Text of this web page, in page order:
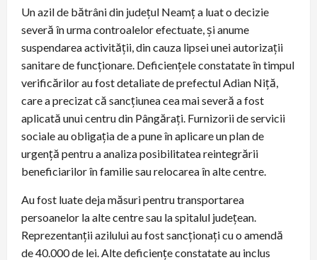
Un azil de bătrâni din județul Neamț a luat o decizie
severă în urma controalelor efectuate, și anume
suspendarea activității, din cauza lipsei unei autorizații
sanitare de funcționare. Deficiențele constatate în timpul
verificărilor au fost detaliate de prefectul Adian Niță,
care a precizat că sancțiunea cea mai severă a fost
aplicată unui centru din Pângărați. Furnizorii de servicii
sociale au obligația de a pune în aplicare un plan de
urgență pentru a analiza posibilitatea reintegrării
beneficiarilor în familie sau relocarea în alte centre.
Au fost luate deja măsuri pentru transportarea
persoanelor la alte centre sau la spitalul județean.
Reprezentanții azilului au fost sancționați cu o amendă
de 40.000 de lei. Alte deficiențe constatate au inclus